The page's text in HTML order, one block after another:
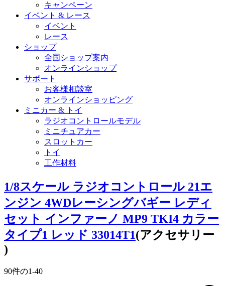
キャンペーン
イベント & レース
イベント
レース
ショップ
全国ショップ案内
オンラインショップ
サポート
お客様相談室
オンラインショッピング
ミニカー & トイ
ラジオコントロールモデル
ミニチュアカー
スロットカー
トイ
工作材料
1/8スケール ラジオコントロール 21エ
ンジン 4WDレーシングバギー レディ
セット インファーノ MP9 TKI4 カラー
タイプ1 レッド 33014T1(アクセサリー
)
90件の1-40